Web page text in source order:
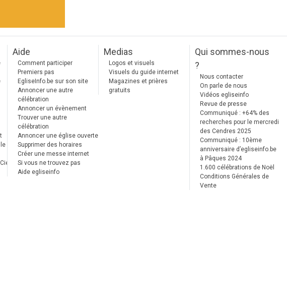
Aide
Comment participer
Premiers pas
EgliseInfo.be sur son site
Annoncer une autre
célébration
Annoncer un évènement
Trouver une autre
célébration
Annoncer une église ouverte
Supprimer des horaires
Créer une messe internet
Si vous ne trouvez pas
Aide egliseinfo
Medias
Logos et visuels
Visuels du guide internet
Magazines et prières
gratuits
Qui sommes-nous
?
Nous contacter
On parle de nous
Vidéos egliseinfo
Revue de presse
Communiqué : +64% des
recherches pour le mercredi
des Cendres 2025
Communiqué : 10ème
anniversaire d’egliseinfo.be
à Pâques 2024
1.600 célébrations de Noël
Conditions Générales de
Vente